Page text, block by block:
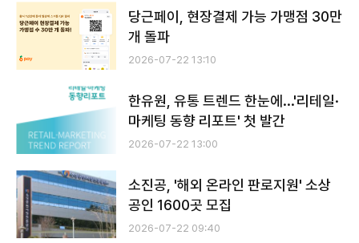
당근페이, 현장결제 가능 가맹점 30만
개 돌파
2026-07-22 13:10
한유원, 유통 트렌드 한눈에...'리테일·
마케팅 동향 리포트' 첫 발간
2026-07-22 13:00
소진공, '해외 온라인 판로지원' 소상
공인 1600곳 모집
2026-07-22 09:40